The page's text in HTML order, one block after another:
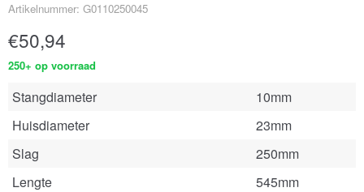
Artikelnummer: G0110250045
€50,94
250+ op voorraad
Stangdiameter
10mm
Huisdiameter
23mm
Slag
250mm
Lengte
545mm